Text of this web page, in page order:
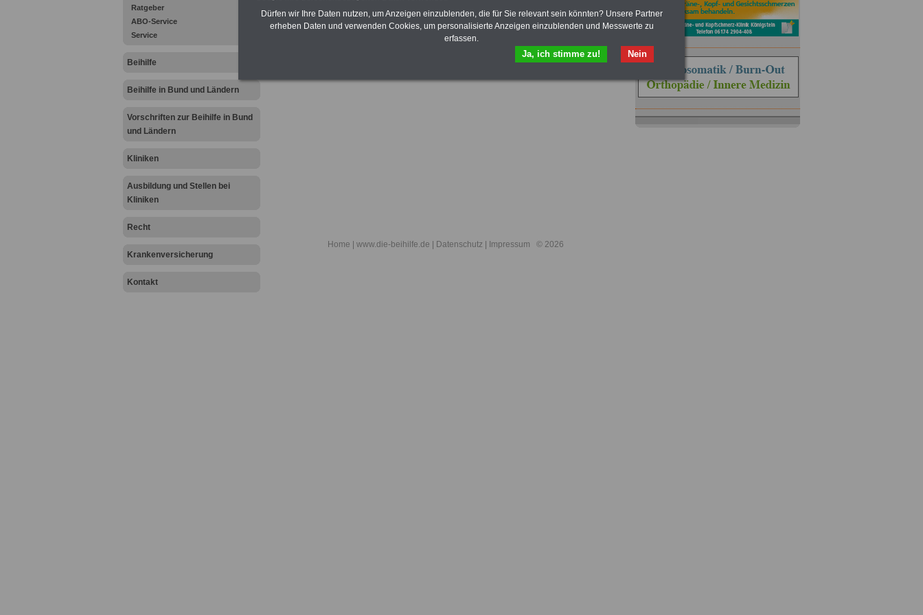
Ratgeber
ABO-Service
Service
Beihilfe
Beihilfe in Bund und Ländern
Vorschriften zur Beihilfe in Bund
und Ländern
Kliniken
Ausbildung und Stellen bei
Kliniken
Recht
Krankenversicherung
Kontakt
gegliederte Übersicht aller Tipps zu den Gesundheitseinrichtungen >>>weiter
Home | www.die-beihilfe.de | Datenschutz Impressum © 2026
Dürfen wir Ihre Daten nutzen, um Anzeigen einzublenden, die für Sie relevant sein könnten? Unsere Partner
erheben Daten und verwenden Cookies, um personalisierte Anzeigen einzublenden und Messwerte zu
erfassen.
Nein
Ja, ich stimme zu!